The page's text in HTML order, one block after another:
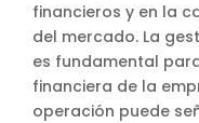
financieros y en la
del mercado. La
es fundamental
financiera de la
operación puede